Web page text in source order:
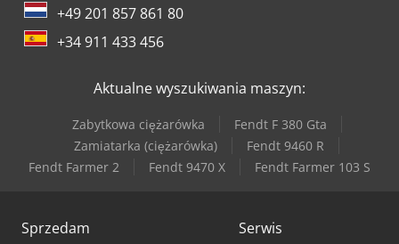
+49 201 857 861 80
+34 911 433 456
Aktualne wyszukiwania maszyn:
Zabytkowa ciężarówka
Fendt F 380 Gta
Zamiatarka (ciężarówka)
Fendt 9460 R
Fendt Farmer 2
Fendt 9470 X Fendt Farmer 103 S
Sprzedam Serwis